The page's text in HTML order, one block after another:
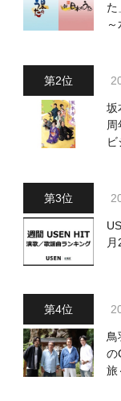
坂
鳥
の
旅